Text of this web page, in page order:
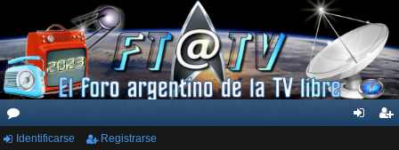
or Identificarse Registrarse